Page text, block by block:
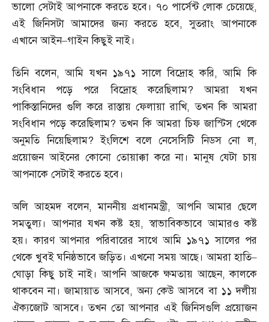
ভালো সেটাই আপনাকে করতে হবে। ৭০ পার্সেন্ট লোক চেয়েছে,
এই জিনিসটা আমাদের জন্য করতে হবে,সুতরাং আপনাকে
এখানে আইন–গাইন কিছুই নাই।
তিনি বলেন,আমি যখন ১৯৭১ সালে বিদ্রোহ করি,আমি কি
সংবিধান পড়ে পরে বিদ্রোহ করেছিলাম?আমরা যখন
পাকিস্তানিদের গুলি করে রাস্তায় ফেলায়া রাখি,তখন কি আমরা
সংবিধান পড়ে করেছিলাম?তখন কি আমরা চিফ জাস্টিস থেকে
অনুমতি নিয়েছিলাম?ইংলিশে বলে নেসেসিটি নিডস নো ল,
প্রয়োজন আইনের কোনো তোয়াক্কা করে না। মানুষ যেটা চায়
আপনাকে সেটাই করতে হবে।
অলি আহমদ বলেন,মাননীয় প্রধানমন্ত্রী,আপনি আমার ছেলে
সমতুল্য। আপনার যখন কষ্ট হয়,স্বাভাবিকভাবে আমারও কষ্ট
হয়। কারণ আপনার পরিবারের সাথে আমি ১৯৭১ সালের পর
থেকে খুবই ঘনিষ্ঠভাবে জড়িত। এখনো সময় আছে। আমরা হাতি–
ঘোড়া কিছু চাই নাই। আপনি আজকে ক্ষমতায় আছেন,কালকে
থাকবেন না। জামায়াত আসবে,অন্য কেউ আসবে বা ১১ দলীয়
ঐক্যজোট আসবে। তখন তো আপনার এই জিনিসগুলি প্রয়োজন